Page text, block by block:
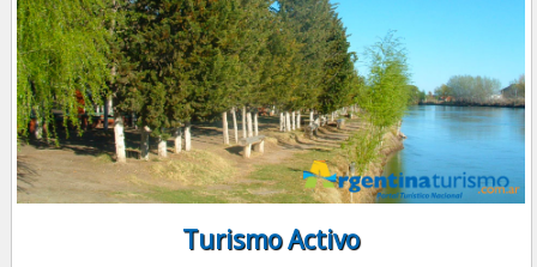
Turismo Activo